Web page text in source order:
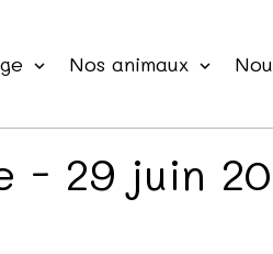
Nos animaux
- 29 juin